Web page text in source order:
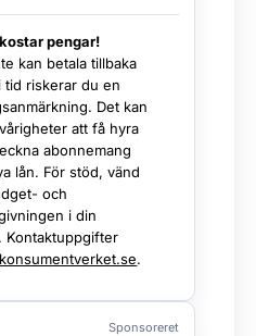
pengar!
kan betala tillbaka
tid riskerar du en
Det kan
att få hyra
abonnemang
lån. För stöd, vänd
och
i din
Kontaktuppgifter
konsumentverket.se.
Sponsoreret